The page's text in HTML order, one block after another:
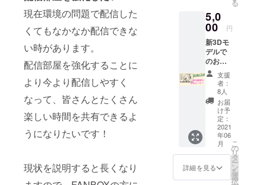
現在環境の問題で配信した
くてもなかなか配信できな
い時があります。
配信部屋を強化することに
より今より配信しやすく
なって、皆さんとたくさん
楽しい時間を共有できるよ
うになりたいです！
現状を説明すると長くなり
デルで
のお礼
ムー
ビー ※
備考欄
に希望
のお名
前をご
記入く
ださ
い。
る
5,0
00 円
新3Dモ
デルで
のお名
前呼び
お礼
ムー
ビー お
名前付
きファ
ンカー
（JPG
画像）
＋ 支援
者様一
支援
者：
8人
お届
け予
定：
2021
年06
月
詳細を見る
こ
の
リ
タ
ー
ン
を
選
択